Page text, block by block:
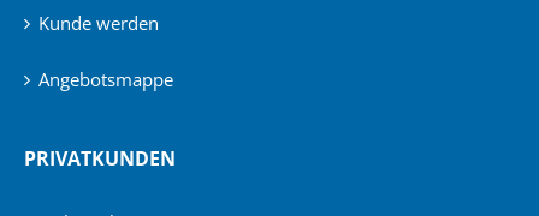
Kunde werden
Angebotsmappe
PRIVATKUNDEN